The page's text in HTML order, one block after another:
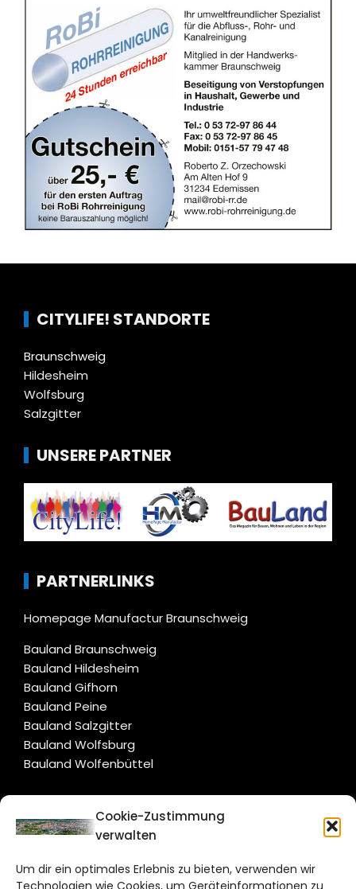
Cookie-Zustimmung
verwalten
Um dir ein optimales Erlebnis zu bieten, verwenden wir
Technologien wie Cookies, um Geräteinformationen zu
CITYLIFE! STANDORTE
Braunschweig
Hildesheim
Wolfsburg
Salzgitter
UNSERE PARTNER
PARTNERLINKS
Homepage Manufactur Braunschweig
Bauland Braunschweig
Bauland Hildesheim
Bauland Gifhorn
Bauland Peine
Bauland Salzgitter
Bauland Wolfsburg
Bauland Wolfenbüttel
CITYLIFE!
Bruchtorwall 12